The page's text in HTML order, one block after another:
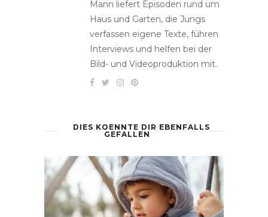
Mann liefert Episoden rund um
Haus und Garten, die Jungs
verfassen eigene Texte, führen
Interviews und helfen bei der
Bild- und Videoproduktion mit.
DIES KOENNTE DIR EBENFALLS
GEFALLEN